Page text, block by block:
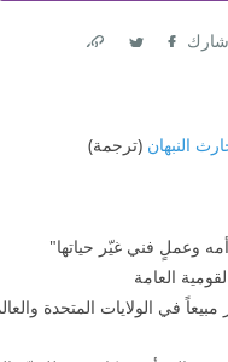
شارك
النبهان (ترجمة)
وعملٍ فني غيّر حياتها"
العامة
مبيعاً في الولايات المتحدة